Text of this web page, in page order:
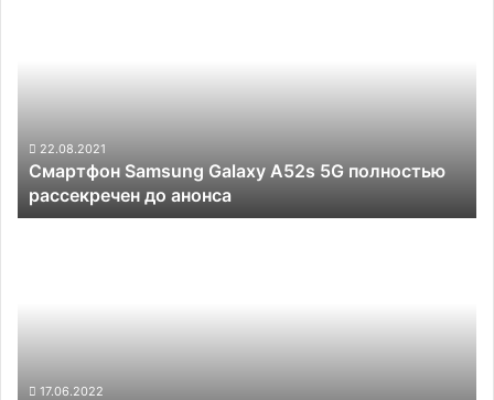
до
анонса
22.08.2021
Смартфон Samsung Galaxy A52s 5G полностью
рассекречен до анонса
компаниям
17.06.2022